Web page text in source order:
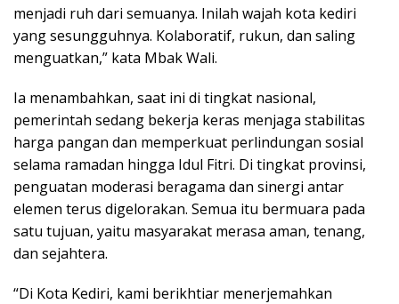
menjadi ruh dari semuanya. Inilah wajah kota kediri
yang sesungguhnya. Kolaboratif, rukun, dan saling
menguatkan,” kata Mbak Wali.
Ia menambahkan, saat ini di tingkat nasional,
pemerintah sedang bekerja keras menjaga stabilitas
harga pangan dan memperkuat perlindungan sosial
selama ramadan hingga Idul Fitri. Di tingkat provinsi,
penguatan moderasi beragama dan sinergi antar
elemen terus digelorakan. Semua itu bermuara pada
satu tujuan, yaitu masyarakat merasa aman, tenang,
dan sejahtera.
“Di Kota Kediri, kami berikhtiar menerjemahkan